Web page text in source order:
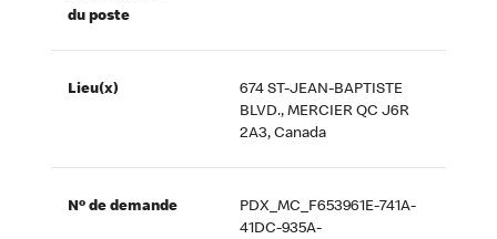
du poste
Lieu(x)
674 ST-JEAN-BAPTISTE
BLVD., MERCIER QC J6R
2A3, Canada
Nº de demande
PDX_MC_F653961E-741A-
41DC-935A-